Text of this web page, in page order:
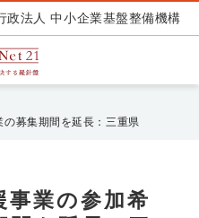
政法人 中小企業基盤整備機構
募集期間を延長：三重県
事業の参加希